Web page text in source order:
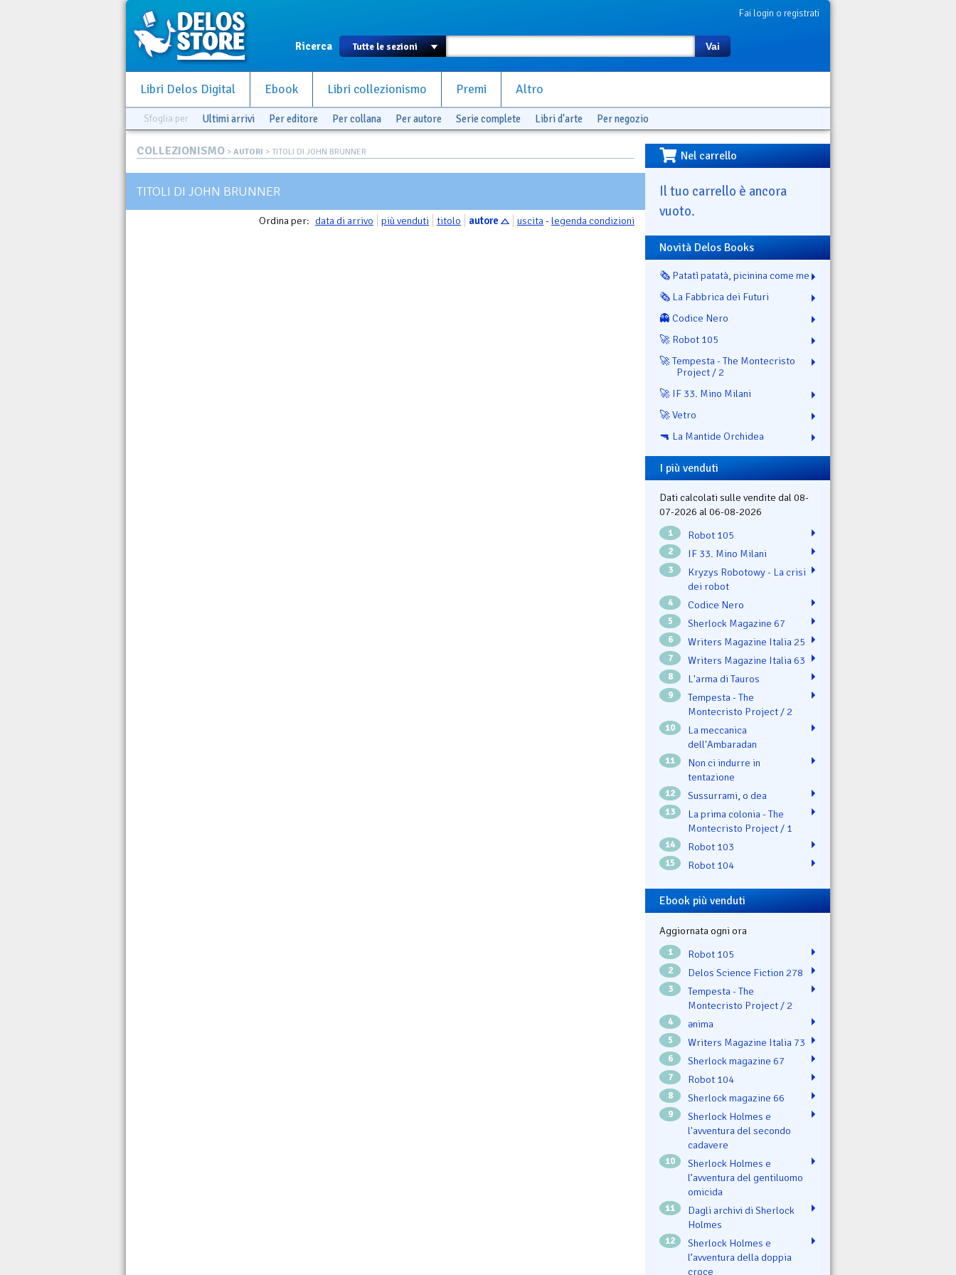
Fai login o registrati
Ricerca Vai
Libri Delos Digital Ebook Libri collezionismo Premi Altro
Sfoglia per Ultimi arrivi Per editore Per collana Per autore Serie complete Libri d'arte Per negozio
COLLEZIONISMO > AUTORI > TITOLI DI JOHN BRUNNER
TITOLI DI JOHN BRUNNER
Ordina per: data di arrivo più venduti titolo autore uscita-legenda condizioni
Nel carrello
Il tuo carrello è ancora
vuoto.
Novità Delos Books
🗞️ Patatì patatà, picinina come me
🗞️ La Fabbrica dei Futuri
👻 Codice Nero
🚀 Robot 105
🚀 Tempesta - The Montecristo
Project / 2
🚀 IF 33. Mino Milani
🚀 Vetro
🔫 La Mantide Orchidea
I più venduti
Dati calcolati sulle vendite dal 08-
07-2026 al 06-08-2026
1 Robot 105
2 IF 33. Mino Milani
3
Kryzys Robotowy - La crisi
dei robot
4 Codice Nero
5 Sherlock Magazine 67
6 Writers Magazine Italia 25
7 Writers Magazine Italia 63
8 L'arma di Tauros
9
Tempesta - The
Montecristo Project / 2
10
La meccanica
dell'Ambaradan
11
Non ci indurre in
tentazione
12 Sussurrami, o dea
13
La prima colonia - The
Montecristo Project / 1
14 Robot 103
15 Robot 104
Ebook più venduti
Aggiornata ogni ora
1 Robot 105
2 Delos Science Fiction 278
3
Tempesta - The
Montecristo Project / 2
4 ənima
5 Writers Magazine Italia 73
6 Sherlock magazine 67
7 Robot 104
8 Sherlock magazine 66
9
Sherlock Holmes e
l'avventura del secondo
cadavere
10
Sherlock Holmes e
l’avventura del gentiluomo
omicida
11
Dagli archivi di Sherlock
Holmes
12
Sherlock Holmes e
l’avventura della doppia
croce